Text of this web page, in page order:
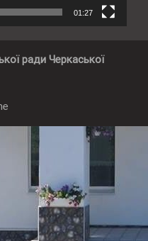
01:27
ради Черкаської